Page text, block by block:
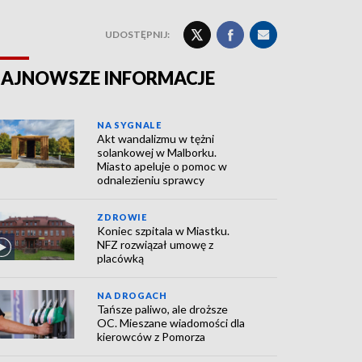
UDOSTĘPNIJ:
INFORMACJE
NA SYGNALE
Akt wandalizmu w tężni
solankowej w Malborku.
Miasto apeluje o pomoc w
odnalezieniu sprawcy
ZDROWIE
Koniec szpitala w Miastku.
NFZ rozwiązał umowę z
placówką
NA DROGACH
Tańsze paliwo, ale droższe
OC. Mieszane wiadomości dla
kierowców z Pomorza